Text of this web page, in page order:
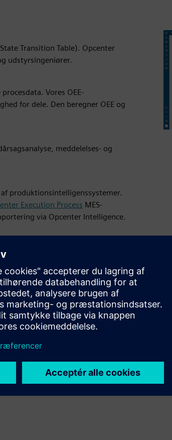
Transition Table). Opcenter
udstyrsingeniører.
Vores OEE-
for dele. Den beregner OEE og
meddelelses- og
produktionsintelligenssystemer.
Execution Process MES-
via Opcenter Intelligence.
produkter